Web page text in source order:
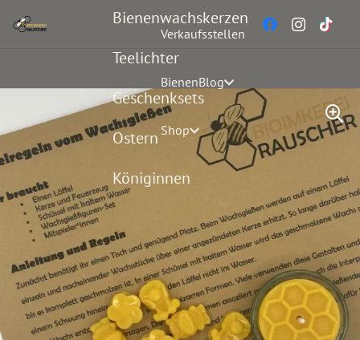
Verkaufsstellen
BienenBlog
Shop
Bienenwachskerzen
Teelichter
Geschenksets
Ostern
Königinnen